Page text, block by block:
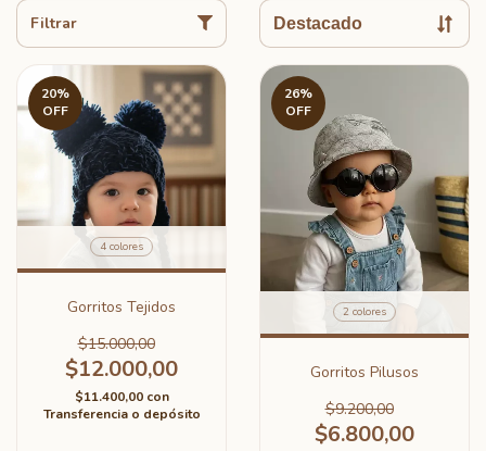
Filtrar
20%
OFF
4 colores
Gorritos Tejidos
$15.000,00
$12.000,00
$11.400,00 con
Transferencia o depósito
26%
OFF
2 colores
Gorritos Pilusos
$9.200,00
$6.800,00